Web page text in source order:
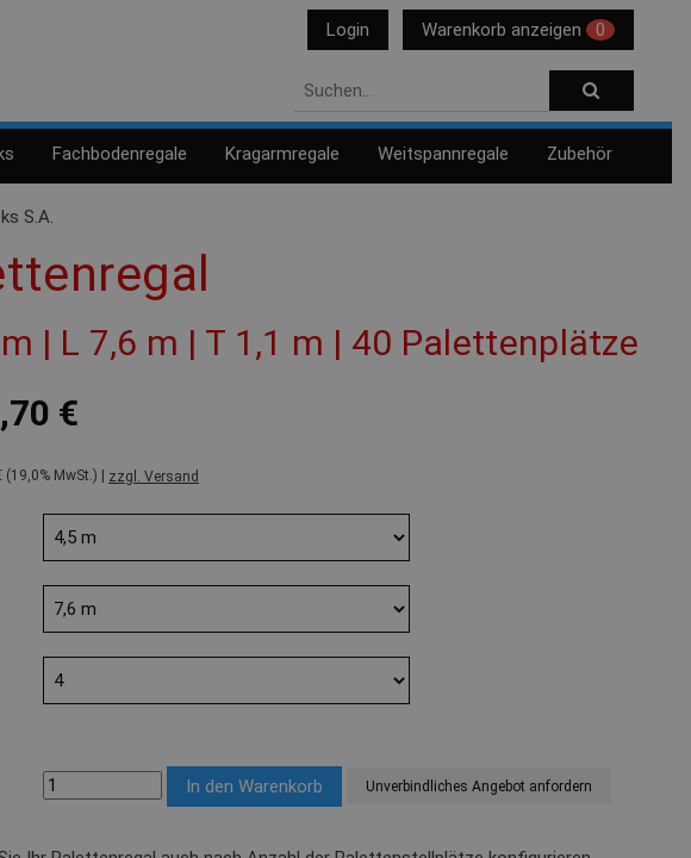
Login Warenkorb anzeigen 0
Fachbodenregale Kragarmregale Weitspannregale Zubehör
S.A.
| L 7,6 m | T 1,1 m | 40 Palettenplätze
€
MwSt.) | zzgl. Versand
Unverbindliches Angebot anfordern